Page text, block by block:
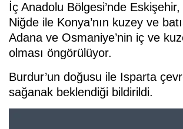
İç Anadolu Bölgesi’nde
Niğde ile Konya’nın kuzey ve
Adana ve Osmaniye’nin iç ve
olması öngörülüyor.
Burdur’un doğusu ile Isparta
sağanak beklendiği bildirildi.